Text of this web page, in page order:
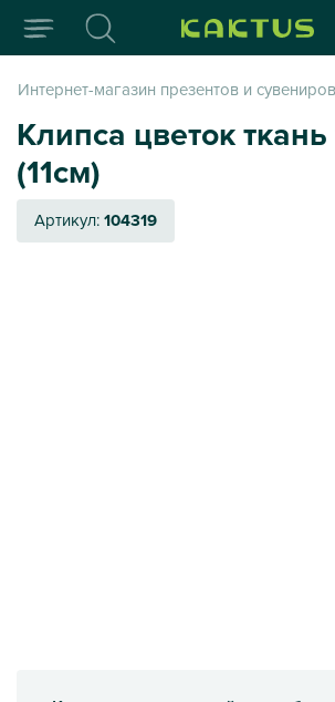
Интернет-магазин презентов и
Клипса цветок
(11см)
Артикул:104319